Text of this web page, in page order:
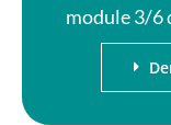
module 3/6